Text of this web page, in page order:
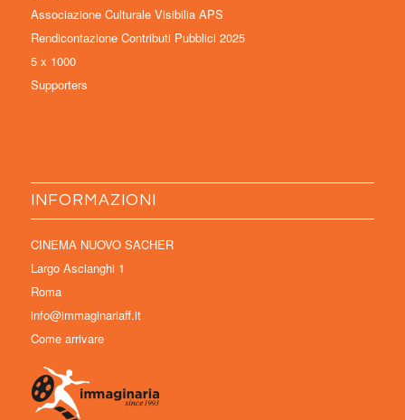
Associazione Culturale Visibilia APS
Rendicontazione Contributi Pubblici 2025
5 x 1000
Supporters
INFORMAZIONI
CINEMA NUOVO SACHER
Largo Ascianghi 1
Roma
info@immaginariaff.it
Come arrivare